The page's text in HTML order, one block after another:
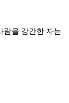
람을 강간한 자는